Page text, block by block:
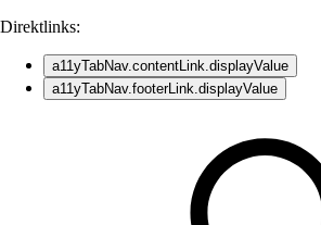
Direktlinks:
a11yTabNav.contentLink.displayValue
a11yTabNav.footerLink.displayValue